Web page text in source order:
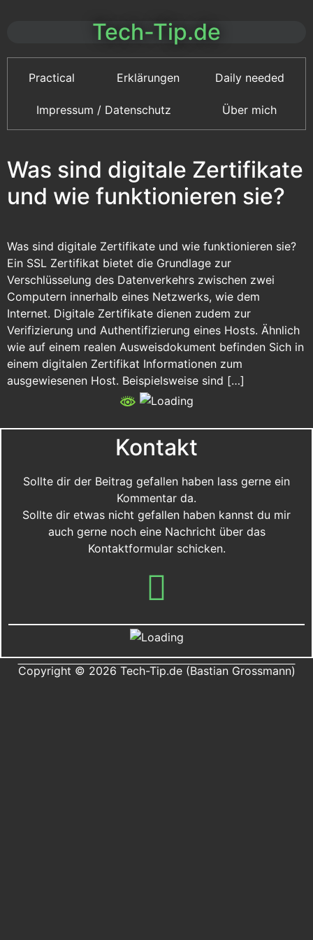
Tech-Tip.de
Practical Erklärungen Daily needed
Impressum / Datenschutz Über mich
Was sind digitale Zertifikate
und wie funktionieren sie?
Was sind digitale Zertifikate und wie funktionieren sie?
Ein SSL Zertifikat bietet die Grundlage zur
Verschlüsselung des Datenverkehrs zwischen zwei
Computern innerhalb eines Netzwerks, wie dem
Internet. Digitale Zertifikate dienen zudem zur
Verifizierung und Authentifizierung eines Hosts. Ähnlich
wie auf einem realen Ausweisdokument befinden Sich in
einem digitalen Zertifikat Informationen zum
ausgewiesenen Host. Beispielsweise sind […]
Kontakt
Sollte dir der Beitrag gefallen haben lass gerne ein
Kommentar da.
Sollte dir etwas nicht gefallen haben kannst du mir
auch gerne noch eine Nachricht über das
Kontaktformular schicken.
Copyright © 2026 Tech-Tip.de (Bastian Grossmann)